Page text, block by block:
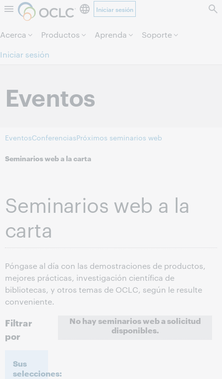
Saltar al contenido.
Iniciar sesión
Acerca Productos Aprenda
Soporte
Iniciar sesión
Eventos
EventosConferenciasPróximos seminarios web
Seminarios web a la carta
Seminarios web a la
carta
Póngase al día con las demostraciones de productos,
mejores prácticas, investigación científica de
bibliotecas, y otros temas de OCLC, según le resulte
conveniente.
Filtrar
por
Sus
selecciones:
No hay seminarios web a solicitud
disponibles.